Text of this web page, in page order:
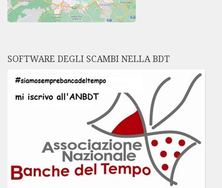
SOFTWARE DEGLI SCAMBI NELLA BDT